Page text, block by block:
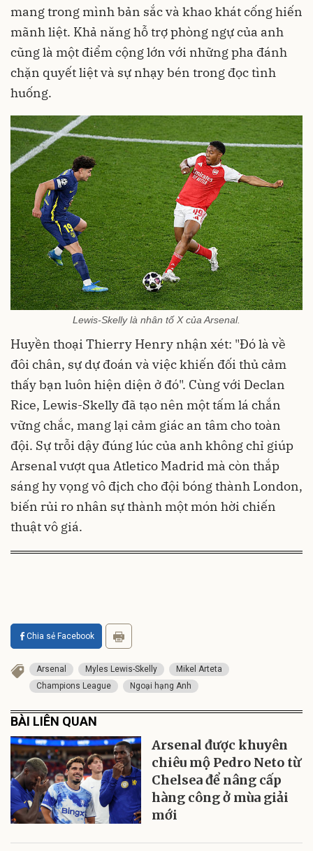
mang trong mình bản sắc và khao khát cống hiến
mãnh liệt. Khả năng hỗ trợ phòng ngự của anh
cũng là một điểm cộng lớn với những pha đánh
chặn quyết liệt và sự nhạy bén trong đọc tình
huống.
Lewis-Skelly là nhân tố X của Arsenal.
Huyền thoại Thierry Henry nhận xét: "Đó là về
đôi chân, sự dự đoán và việc khiến đối thủ cảm
thấy bạn luôn hiện diện ở đó". Cùng với Declan
Rice, Lewis-Skelly đã tạo nên một tấm lá chắn
vững chắc, mang lại cảm giác an tâm cho toàn
đội. Sự trỗi dậy đúng lúc của anh không chỉ giúp
Arsenal vượt qua Atletico Madrid mà còn thắp
sáng hy vọng vô địch cho đội bóng thành London,
biến rủi ro nhân sự thành một món hời chiến
thuật vô giá.
Chia sẻ Facebook
Arsenal Myles Lewis-Skelly
Mikel Arteta
Champions League
Ngoại hạng Anh
BÀI LIÊN QUAN
Arsenal được khuyên
chiêu mộ Pedro Neto từ
Chelsea để nâng cấp
hàng công ở mùa giải
mới